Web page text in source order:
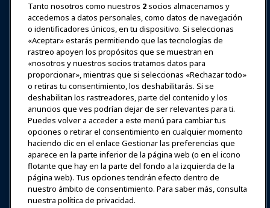
Iniciar sesión Únete ahora
Premios Carreras
Contacto
Expos y Eventos
Noticias y Funworld
Educación
Seguridad y protección
Defensa
Tanto nosotros como nuestros 2socios almacenamos y
accedemos a datos personales, como datos de navegación
o identificadores únicos, en tu dispositivo. Si seleccionas
«Aceptar» estarás permitiendo que las tecnologías de
rastreo apoyen los propósitos que se muestran en
«nosotros y nuestros socios tratamos datos para
proporcionar», mientras que si seleccionas «Rechazar todo»
o retiras tu consentimiento, los deshabilitarás. Si se
deshabilitan los rastreadores, parte del contenido y los
anuncios que ves podrían dejar de ser relevantes para ti.
Puedes volver a acceder a este menú para cambiar tus
opciones o retirar el consentimiento en cualquier momento
haciendo clic en el enlace Gestionar las preferencias que
aparece en la parte inferior de la página web (o en el icono
flotante que hay en la parte del fondo a la izquierda de la
página web). Tus opciones tendrán efecto dentro de
nuestro ámbito de consentimiento. Para saber más, consulta
nuestra política de privacidad.